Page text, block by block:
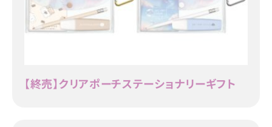
【終売】クリアポーチステーショナリーギフト